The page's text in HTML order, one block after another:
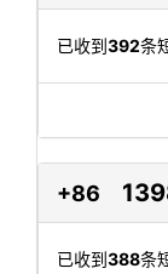
已收到392条
+86
已收到388条